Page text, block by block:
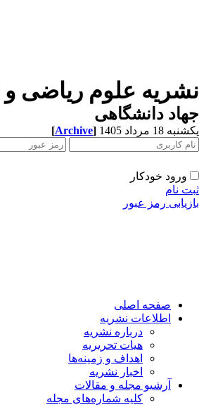
علوم ریاضی و
دانشگاهی
18 مرداد 1405 [Archive]
ورود خودکار
نام
رمز عبور
صفحه اصلی
اطلاعات نشریه
درباره نشریه
هیات تحریریه
اهداف و زمینه‌ها
اخبار نشریه
آرشیو مجله و مقالات
کلیه شماره‌های مجله